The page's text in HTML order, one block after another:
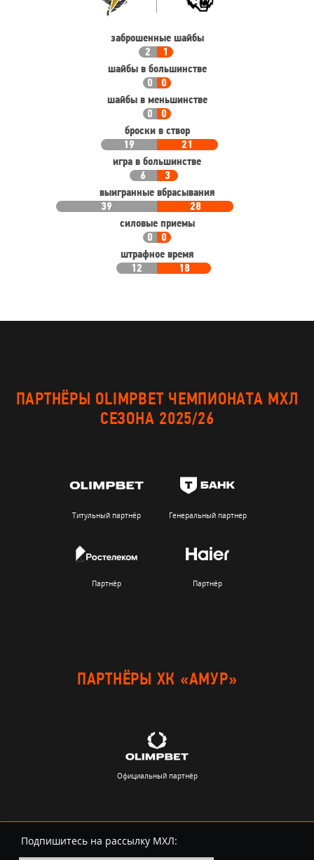
заброшенные шайбы
2
1
шайбы в большинстве
0
0
шайбы в меньшинстве
0
0
броски в створ
19
21
игра в большинстве
6
3
выигранные вбрасывания
39
28
силовые приемы
0
0
штрафное время
12
18
ПАРТНЁРЫ OLIMPBET ЧЕМПИОНАТА МХЛ
СЕЗОНА 2025/26
Титульный партнёр Генеральный партнер
Партнёр Партнёр
ПАРТНЁРЫ ХК «АМУР»
Официальный партнёр
Подпишитесь на рассылку МХЛ: